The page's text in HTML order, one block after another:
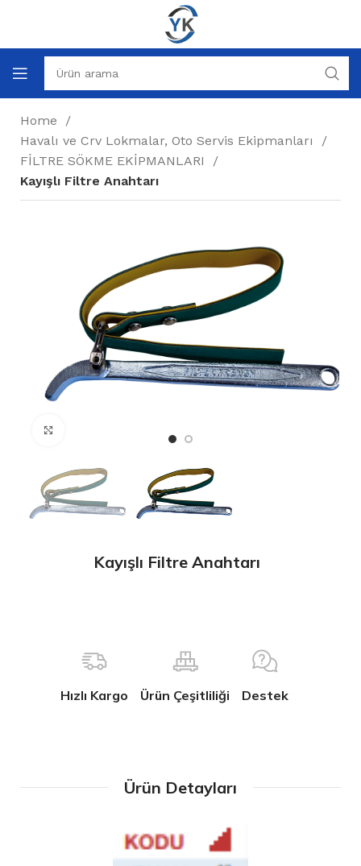
Home
Havalı ve Crv Lokmalar, Oto Servis Ekipmanları
FİLTRE SÖKME EKİPMANLARI
Kayışlı Filtre Anahtarı
Kayışlı Filtre Anahtarı
Hızlı Kargo Ürün Çeşitliliği Destek
Ürün Detayları